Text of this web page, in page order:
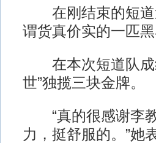
在刚结束的短道
谓货真价实的一匹黑
在本次短道队成
世”独揽三块金牌。
“真的很感谢李教
力，挺舒服的。”她